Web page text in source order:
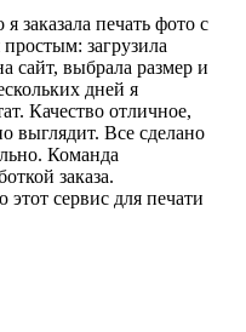
заказала печать фото с
загрузила
сайт, выбрала размер и
дней я
Качество отличное,
выглядит. Все сделано
Команда
заказа.
сервис для печати